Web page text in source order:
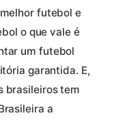
futebol e
o que vale é
um futebol
garantida. E,
brasileiros tem
a